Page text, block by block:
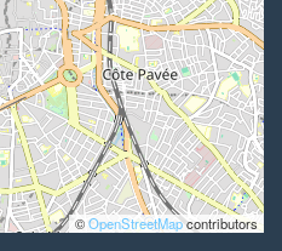
©OpenStreetMapcontributors